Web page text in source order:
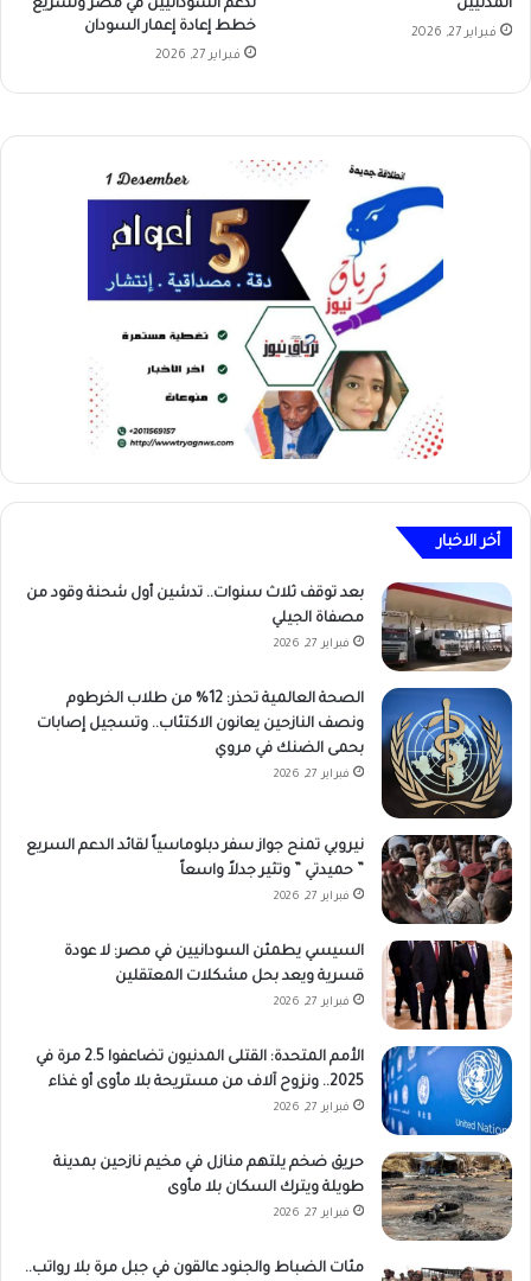
المدنيين
فبراير 27, 2026
لدعم السودانيين في مصر وتسريع
خطط إعادة إعمار السودان
فبراير 27, 2026
أخر الاخبار
بعد توقف ثلاث سنوات.. تدشين أول شحنة وقود من
مصفاة الجيلي
فبراير 27, 2026
الصحة العالمية تحذر: 12% من طلاب الخرطوم
ونصف النازحين يعانون الاكتئاب.. وتسجيل إصابات
بحمى الضنك في مروي
فبراير 27, 2026
نيروبي تمنح جواز سفر دبلوماسياً لقائد الدعم السريع
” حميدتي ” وتثير جدلاً واسعاً
فبراير 27, 2026
السيسي يطمئن السودانيين في مصر: لا عودة
قسرية ويعد بحل مشكلات المعتقلين
فبراير 27, 2026
الأمم المتحدة: القتلى المدنيون تضاعفوا 2.5 مرة في
2025.. ونزوح آلاف من مستريحة بلا مأوى أو غذاء
فبراير 27, 2026
حريق ضخم يلتهم منازل في مخيم نازحين بمدينة
طويلة ويترك السكان بلا مأوى
فبراير 27, 2026
مئات الضباط والجنود عالقون في جبل مرة بلا رواتب..